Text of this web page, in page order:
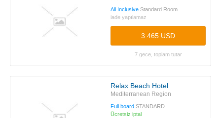
All Inclusive Standard Room
iade yapılamaz
3.465 USD
7 gece, toplam tutar
Relax Beach Hotel
Mediterranean Region
Full board STANDARD
Ücretsiz iptal